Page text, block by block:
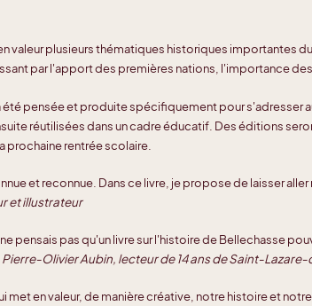
valeur plusieurs thématiques historiques importantes
par l'apport des premières nations, l'importance
pensée et produite spécifiquement pour s'adresser
réutilisées dans un cadre éducatif. Des éditions
rentrée scolaire.
et reconnue. Dans ce livre, je propose de laisser
et illustrateur
pensais pas qu'un livre sur l'histoire de Bellechasse
Pierre-Olivier Aubin, lecteur de 14 ans de Saint-
met en valeur, de manière créative, notre histoire et